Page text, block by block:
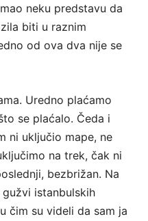
neku predstavu da
biti u raznim
od ova dva nije se
Uredno plaćamo
se plaćalo. Čeda i
ni uključio mape, ne
na trek, čak ni
bezbrižan. Na
istanbulskih
čim su videli da sam ja